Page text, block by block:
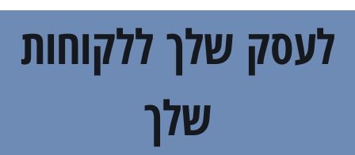
לעסק שלך ללקוחות
שלך